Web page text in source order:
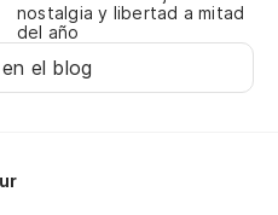
nostalgia y libertad a mitad
del año
el blog